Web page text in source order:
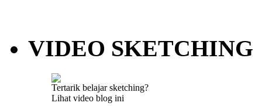
VIDEO SKETCHING
Tertarik belajar sketching?
Lihat video blog ini